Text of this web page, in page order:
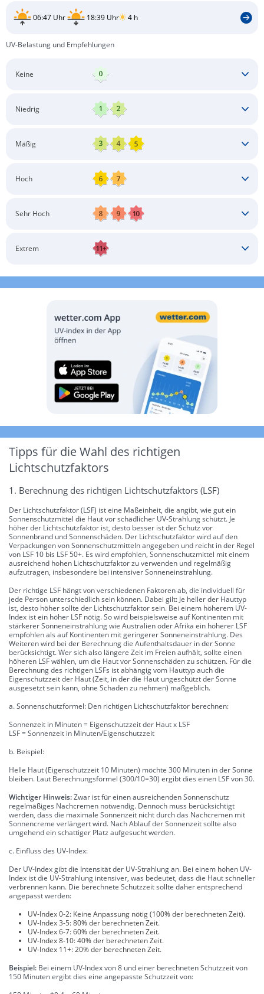
06:47 Uhr 18:39 Uhr 4 h
UV-Belastung und Empfehlungen
Keine
Niedrig
Mäßig
Langärmlige Bekleidung
Hoch
Langärmlige Bekleidung
Sonnenbrille
Sehr Hoch
Langärmlige Bekleidung
Extrem
Tipps für die Wahl des richtigen
Lichtschutzfaktors
1. Berechnung des richtigen Lichtschutzfaktors (LSF)
Der Lichtschutzfaktor (LSF) ist eine Maßeinheit, die angibt, wie gut ein
Sonnenschutzmittel die Haut vor schädlicher UV-Strahlung schützt. Je
höher der Lichtschutzfaktor ist, desto besser ist der Schutz vor
Sonnenbrand und Sonnenschäden. Der Lichtschutzfaktor wird auf den
Verpackungen von Sonnenschutzmitteln angegeben und reicht in der Regel
von LSF 10 bis LSF 50+. Es wird empfohlen, Sonnenschutzmittel mit einem
ausreichend hohen Lichtschutzfaktor zu verwenden und regelmäßig
aufzutragen, insbesondere bei intensiver Sonneneinstrahlung.
Der richtige LSF hängt von verschiedenen Faktoren ab, die individuell für
jede Person unterschiedlich sein können. Dabei gilt: Je heller der Hauttyp
ist, desto höher sollte der Lichtschutzfaktor sein. Bei einem höherem UV-
Index ist ein höher LSF nötig. So wird beispielsweise auf Kontinenten mit
stärkerer Sonneneinstrahlung wie Australien oder Afrika ein höherer LSF
empfohlen als auf Kontinenten mit geringerer Sonneneinstrahlung. Des
Weiteren wird bei der Berechnung die Aufenthaltsdauer in der Sonne
berücksichtigt. Wer sich also längere Zeit im Freien aufhält, sollte einen
höheren LSF wählen, um die Haut vor Sonnenschäden zu schützen. Für die
Berechnung des richtigen LSFs ist abhängig vom Hauttyp auch die
Eigenschutzzeit der Haut (Zeit, in der die Haut ungeschützt der Sonne
ausgesetzt sein kann, ohne Schaden zu nehmen) maßgeblich.
a. Sonnenschutzformel: Den richtigen Lichtschutzfaktor berechnen:
Sonnenzeit in Minuten = Eigenschutzzeit der Haut x LSF
LSF = Sonnenzeit in Minuten/Eigenschutzzeit
b. Beispiel:
Helle Haut (Eigenschutzzeit 10 Minuten) möchte 300 Minuten in der Sonne
bleiben. Laut Berechnungsformel (300/10=30) ergibt dies einen LSF von 30.
Wichtiger Hinweis:Zwar ist für einen ausreichenden Sonnenschutz
regelmäßiges Nachcremen notwendig. Dennoch muss berücksichtigt
werden, dass die maximale Sonnenzeit nicht durch das Nachcremen mit
Sonnencreme verlängert wird. Nach Ablauf der Sonnenzeit sollte also
umgehend ein schattiger Platz aufgesucht werden.
c. Einfluss des UV-Index:
Der UV-Index gibt die Intensität der UV-Strahlung an. Bei einem hohen UV-
Index ist die UV-Strahlung intensiver, was bedeutet, dass die Haut schneller
verbrennen kann. Die berechnete Schutzzeit sollte daher entsprechend
angepasst werden:
UV-Index 0-2: Keine Anpassung nötig (100% der berechneten Zeit).
UV-Index 3-5: 80% der berechneten Zeit.
UV-Index 6-7: 60% der berechneten Zeit.
UV-Index 8-10: 40% der berechneten Zeit.
UV-Index 11+: 20% der berechneten Zeit.
Beispiel: Bei einem UV-Index von 8 und einer berechneten Schutzzeit von
150 Minuten ergibt dies eine angepasste Schutzzeit von: